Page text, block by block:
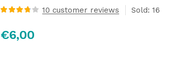
de 5 en
base a
10 customer reviews Sold: 16
€6,00